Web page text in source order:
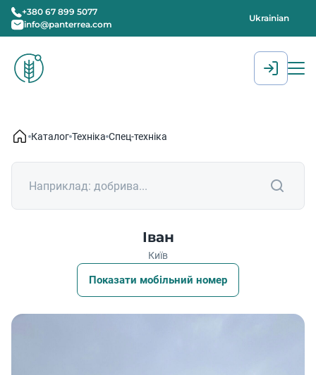
+380 67 899 5077
info@panterrea.com
Ukrainian
Каталог Техніка Спец-техніка
Іван
Київ
Показати мобільний номер